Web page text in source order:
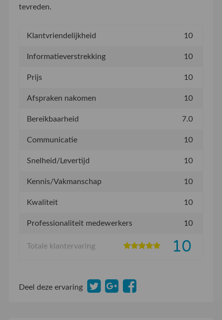
tevreden.
Klantvriendelijkheid 10
Informatieverstrekking 10
Prijs 10
Afspraken nakomen 10
Bereikbaarheid 7.0
Communicatie 10
Snelheid/Levertijd 10
Kennis/Vakmanschap 10
Kwaliteit 10
Professionaliteit medewerkers 10
Totale klantervaring 10
Deel deze ervaring